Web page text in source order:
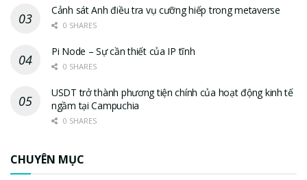
Cảnh sát Anh điều tra vụ cưỡng hiếp trong metaverse
0 SHARES
Pi Node – Sự cần thiết của IP tĩnh
0 SHARES
USDT trở thành phương tiện chính của hoạt động kinh tế
ngầm tại Campuchia
0 SHARES
CHUYÊN MỤC